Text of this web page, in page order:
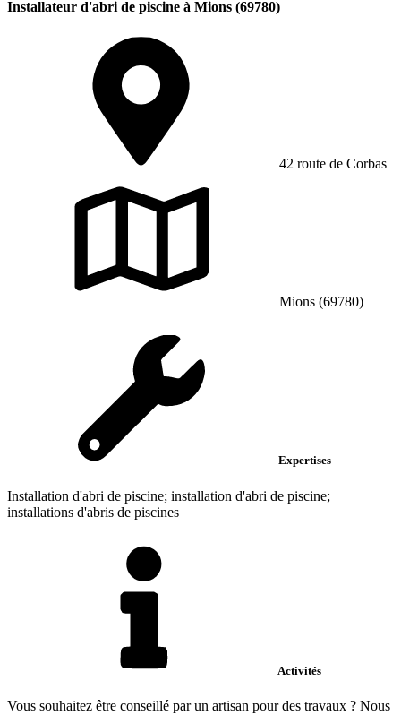
Installateur d'abri de piscine à Mions (69780)
42 route de Corbas
Mions (69780)
Expertises
Installation d'abri de piscine; installation d'abri de piscine;
installations d'abris de piscines
Activités
Vous souhaitez être conseillé par un artisan pour des travaux ? Nous